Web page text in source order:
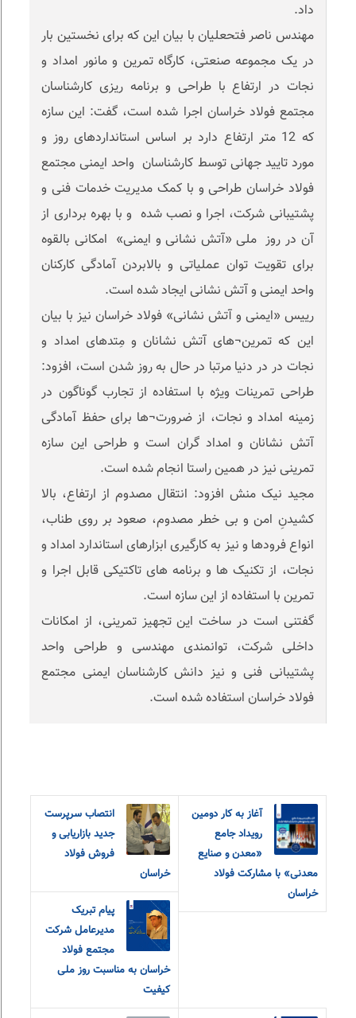
داد.
مهندس ناصر فتحعلیان با بیان این که برای نخستین بار
در یک مجموعه صنعتی، کارگاه تمرین و مانور امداد و
نجات در ارتفاع با طراحی و برنامه ریزی کارشناسان
مجتمع فولاد خراسان اجرا شده است، گفت: این سازه
که 12 متر ارتفاع دارد بر اساس استانداردهای روز و
مورد تایید جهانی توسط کارشناسان واحد ایمنی مجتمع
فولاد خراسان طراحی و با کمک مدیریت خدمات فنی و
پشتیبانی شرکت، اجرا و نصب شده و با بهره برداری از
آن در روز ملی «آتش نشانی و ایمنی» امکانی بالقوه
برای تقویت توان عملیاتی و بالابردن آمادگی کارکنان
واحد ایمنی و آتش نشانی ایجاد شده است.
رییس «ایمنی و آتش نشانی» فولاد خراسان نیز با بیان
این که تمرین¬های آتش نشانان و مِتدهای امداد و
نجات در در دنیا مرتبا در حال به روز شدن است، افزود:
طراحی تمرینات ویژه با استفاده از تجارب گوناگون در
زمینه امداد و نجات، از ضرورت¬ها برای حفظ آمادگی
آتش نشانان و امداد گران است و طراحی این سازه
تمرینی نیز در همین راستا انجام شده است.
مجید نیک منش افزود: انتقال مصدوم از ارتفاع، بالا
کشیدنِ امن و بی خطر مصدوم، صعود بر روی طناب،
انواع فرودها و نیز به کارگیری ابزارهای استاندارد امداد و
نجات، از تکنیک ها و برنامه های تاکتیکی قابل اجرا و
تمرین با استفاده از این سازه است.
گفتنی است در ساخت این تجهیز تمرینی، از امکانات
داخلی شرکت، توانمندی مهندسی و طراحی واحد
پشتیبانی فنی و نیز دانش کارشناسان ایمنی مجتمع
فولاد خراسان استفاده شده است.
آغاز به کار دومین
رویداد جامع
«معدن و‌ صنایع
معدنی» با مشارکت فولاد
خراسان
انتصاب سرپرست
جدید بازاریابی و
فروش فولاد
خراسان
پیام تبریک
مدیرعامل شرکت
مجتمع فولاد
خراسان به مناسبت روز ملی
کیفیت